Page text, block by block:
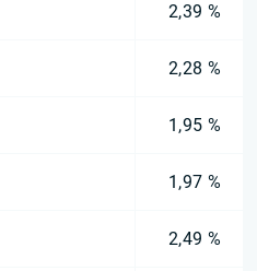
2,39 %
2,28 %
1,95 %
1,97 %
2,49 %